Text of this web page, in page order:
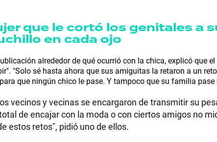
que le cortó los genitales a
en cada ojo
alrededor de qué ocurrió con la chica, explicó que
"Solo sé hasta ahora que sus amiguitas la retaron a un
que ningún chico le pase. Y tampoco que su familia
vecinos y vecinas se encargaron de transmitir su
de encajar con la moda o con ciertos amigos no
estos retos", pidió uno de ellos.